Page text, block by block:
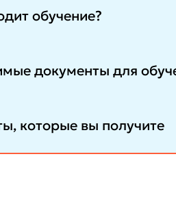
обучение?
документы для
которые вы получите